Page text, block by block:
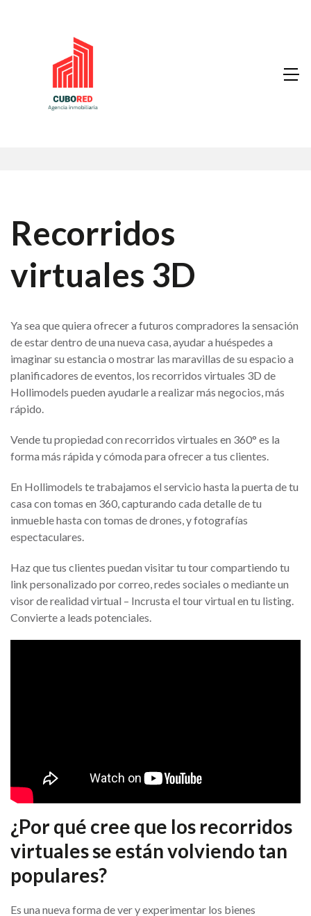
Recorridos
virtuales 3D
Ya sea que quiera ofrecer a futuros compradores la sensación
de estar dentro de una nueva casa, ayudar a huéspedes a
imaginar su estancia o mostrar las maravillas de su espacio a
planificadores de eventos, los recorridos virtuales 3D de
Hollimodels pueden ayudarle a realizar más negocios, más
rápido.
Vende tu propiedad con recorridos virtuales en 360° es la
forma más rápida y cómoda para ofrecer a tus clientes.
En Hollimodels te trabajamos el servicio hasta la puerta de tu
casa con tomas en 360, capturando cada detalle de tu
inmueble hasta con tomas de drones, y fotografías
espectaculares.
Haz que tus clientes puedan visitar tu tour compartiendo tu
link personalizado por correo, redes sociales o mediante un
visor de realidad virtual – Incrusta el tour virtual en tu listing.
Convierte a leads potenciales.
¿Por qué cree que los recorridos
virtuales se están volviendo tan
populares?
Es una nueva forma de ver y experimentar los bienes